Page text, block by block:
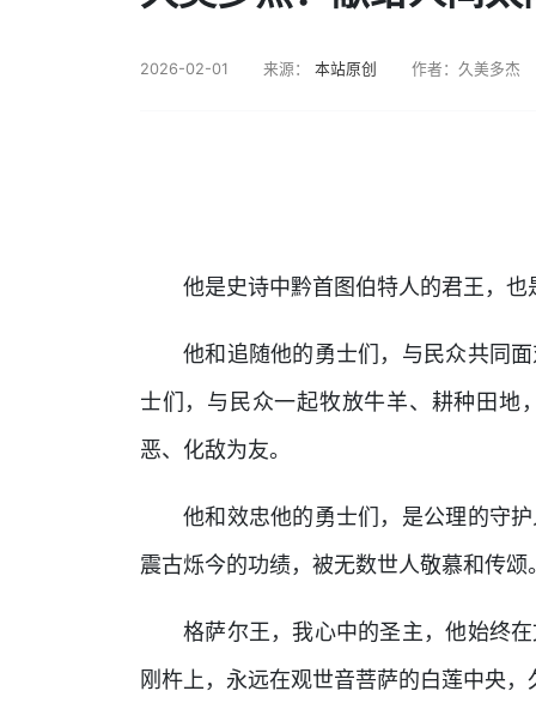
2026-02-01 来源： 本站原创 作者：久美多杰
他是史诗中黔首图伯特人的君王，
他和追随他的勇士们，与民众共同
士们，与民众一起牧放牛羊、耕种田地
恶、化敌为友。
他和效忠他的勇士们，是公理的守
震古烁今的功绩，被无数世人敬慕和传颂
格萨尔王，我心中的圣主，他始终
刚杵上，永远在观世音菩萨的白莲中央